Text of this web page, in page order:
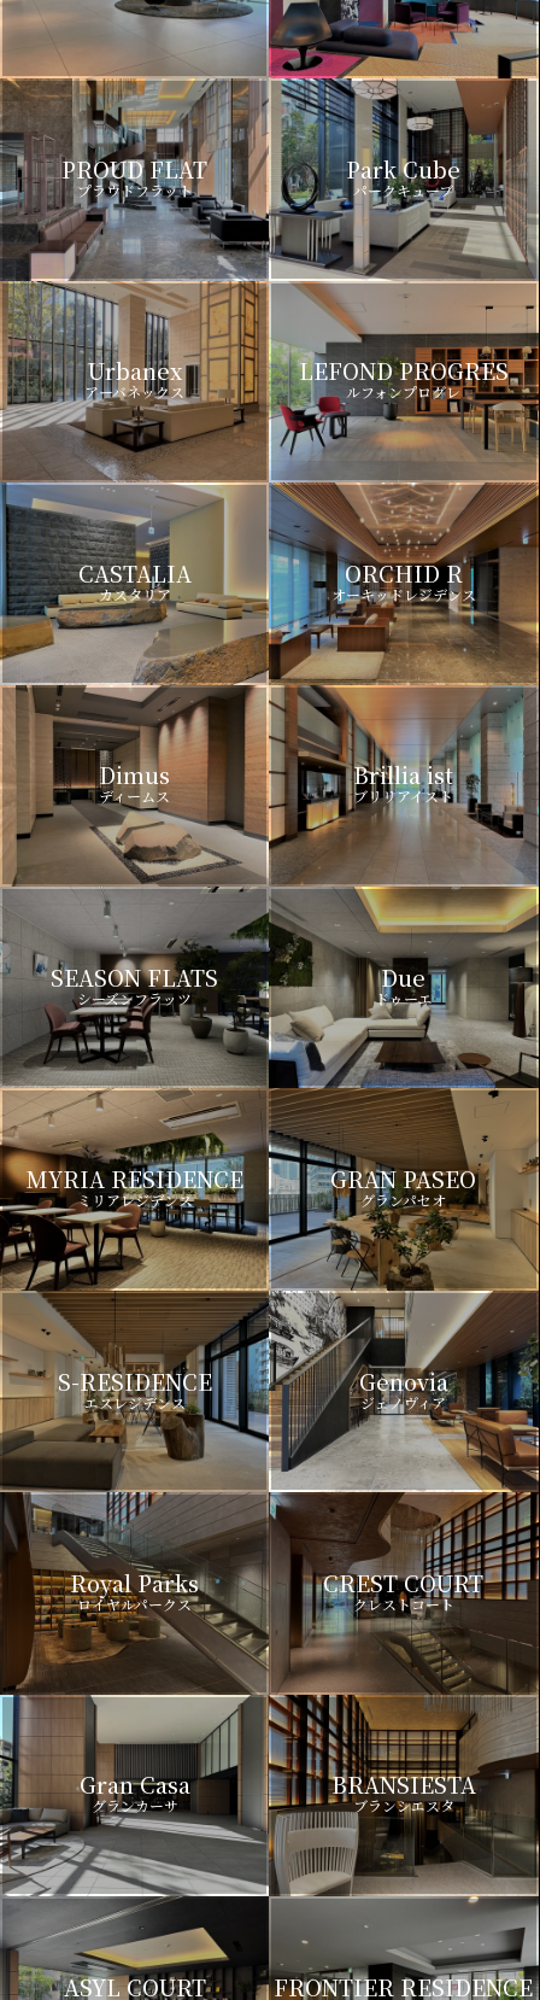
PROUD FLAT
プラウドフラット
Park Cube
パークキューブ
Urbanex
アーバネックス
LEFOND PROGRES
ルフォンプログレ
CASTALIA
カスタリア
ORCHID R
オーキッドレジデンス
Dimus
ディームス
Brillia ist
ブリリアイスト
SEASON FLATS
シーズンフラッツ
Due
ドゥーエ
MYRIA RESIDENCE
ミリアレジデンス
GRAN PASEO
グランパセオ
S-RESIDENCE
エスレジデンス
Genovia
ジェノヴィア
Royal Parks
ロイヤルパークス
CREST COURT
クレストコート
Gran Casa
グランカーサ
BRANSIESTA
ブランシエスタ
ASYL COURT FRONTIER RESIDENCE